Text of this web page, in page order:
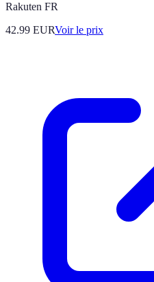
Rakuten FR
42.99 EURVoir le prix